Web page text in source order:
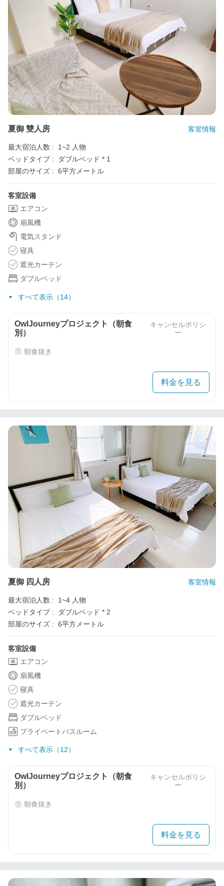
夏御 雙人房 客室情報
最大宿泊人数 :
1~2 人物
ベッドタイプ :
ダブルベッド * 1
部屋のサイズ : 6平方メートル
客室設備
エアコン
扇風機
電気スタンド
寝具
遮光カーテン
ダブルベッド
すべて表示（14）
OwlJourneyプロジェクト（朝食
別）
キャンセルポリシ
ー
朝食抜き
料金を見る
夏御 四人房 客室情報
最大宿泊人数 :
1~4 人物
ベッドタイプ :
ダブルベッド * 2
部屋のサイズ : 6平方メートル
客室設備
エアコン
扇風機
寝具
遮光カーテン
ダブルベッド
プライベートバスルーム
すべて表示（12）
OwlJourneyプロジェクト（朝食
別）
キャンセルポリシ
ー
朝食抜き
料金を見る